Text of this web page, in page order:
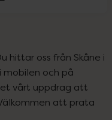
hittar oss från Skåne i
mobilen och på
vårt uppdrag att
att prata